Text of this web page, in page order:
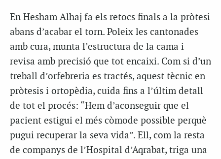
En Hesham Alhaj fa els retocs finals a la pròtesi
abans d’acabar el torn. Poleix les cantonades
amb cura, munta l’estructura de la cama i
revisa amb precisió que tot encaixi. Com si d’un
treball d’orfebreria es tractés, aquest tècnic en
pròtesis i ortopèdia, cuida fins a l’últim detall
de tot el procés: “Hem d’aconseguir que el
pacient estigui el més còmode possible perquè
pugui recuperar la seva vida”. Ell, com la resta
de companys de l’Hospital d’Aqrabat, triga una